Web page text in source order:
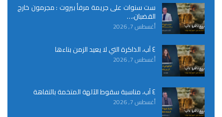
ست سنوات على جريمة مرفأ بيروت : مجرمون خارج
القضبان،…
أغسطس 7, 2026
٤ آب، الذاكرة التي لا يعيد الزمن بناءها
أغسطس 7, 2026
٤ آب، مناسبة سقوط الآلهة المتخمة بالتفاهة
أغسطس 7, 2026